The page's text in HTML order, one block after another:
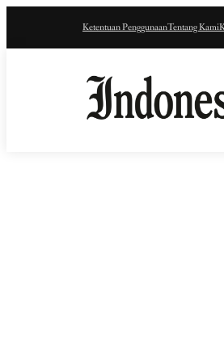
Ketentuan PenggunaanTentang Kami